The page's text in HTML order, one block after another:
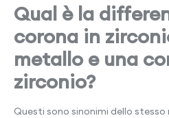
Qual è la
corona in
metallo e una
zirconio?
Questi sono sinonimi dello